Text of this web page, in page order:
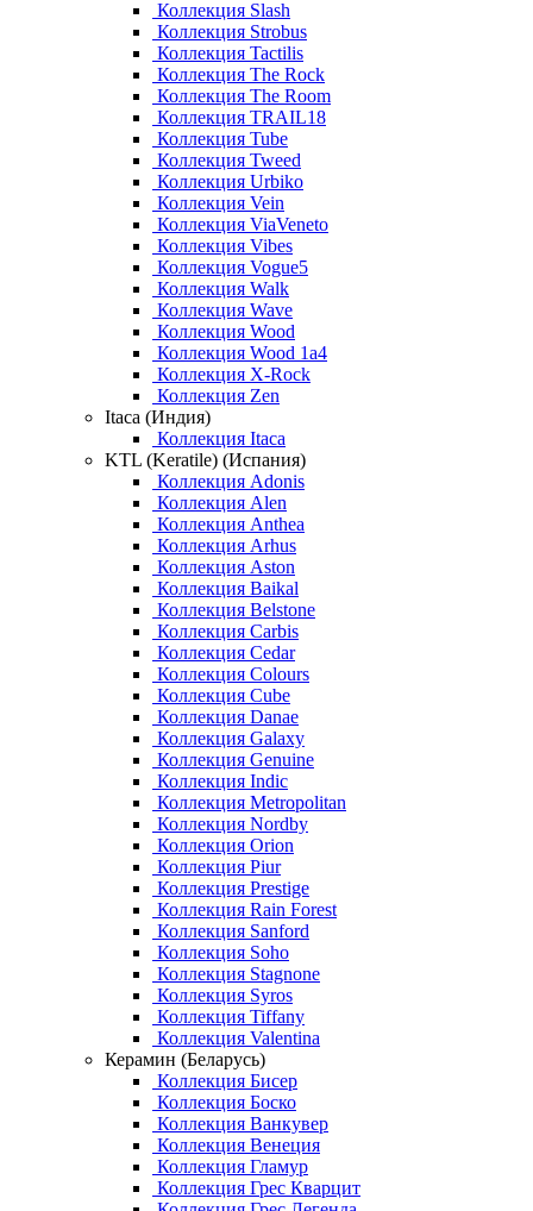
Коллекция Slash
Коллекция Strobus
Коллекция Tactilis
Коллекция The Rock
Коллекция The Room
Коллекция TRAIL18
Коллекция Tube
Коллекция Tweed
Коллекция Urbiko
Коллекция Vein
Коллекция ViaVeneto
Коллекция Vibes
Коллекция Vogue5
Коллекция Walk
Коллекция Wave
Коллекция Wood
Коллекция Wood 1a4
Коллекция X-Rock
Коллекция Zen
Itaca (Индия)
Коллекция Itaca
KTL (Keratile) (Испания)
Коллекция Adonis
Коллекция Alen
Коллекция Anthea
Коллекция Arhus
Коллекция Aston
Коллекция Baikal
Коллекция Belstone
Коллекция Carbis
Коллекция Cedar
Коллекция Colours
Коллекция Cube
Коллекция Danae
Коллекция Galaxy
Коллекция Genuine
Коллекция Indic
Коллекция Metropolitan
Коллекция Nordby
Коллекция Orion
Коллекция Piur
Коллекция Prestige
Коллекция Rain Forest
Коллекция Sanford
Коллекция Soho
Коллекция Stagnone
Коллекция Syros
Коллекция Tiffany
Коллекция Valentina
Керамин (Беларусь)
Коллекция Бисер
Коллекция Боско
Коллекция Ванкувер
Коллекция Венеция
Коллекция Гламур
Коллекция Грес Кварцит